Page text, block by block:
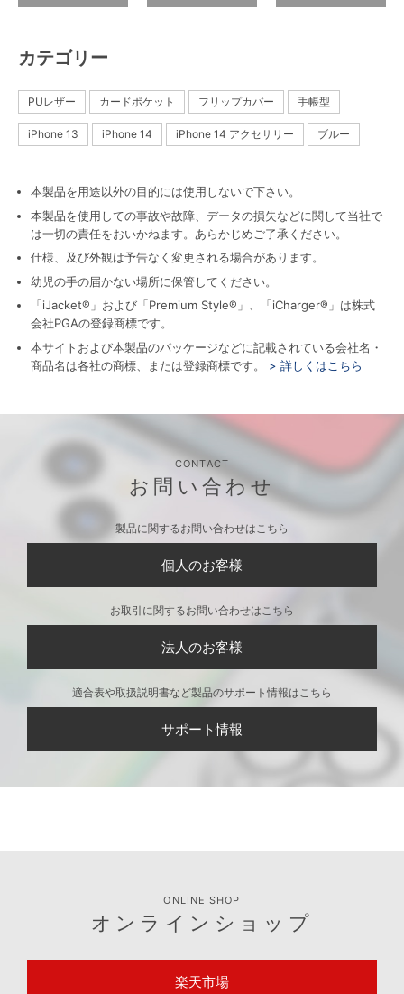
カテゴリー
PUレザー カードポケット フリップカバー 手帳型
iPhone 13 iPhone 14 iPhone 14 アクセサリー ブルー
本製品を用途以外の目的には使用しないで下さい。
本製品を使用しての事故や故障、データの損失などに関して当社で
は一切の責任をおいかねます。あらかじめご了承ください。
仕様、及び外観は予告なく変更される場合があります。
幼児の手の届かない場所に保管してください。
「iJacket®」および「Premium Style®」、「iCharger®」は株式
会社PGAの登録商標です。
本サイトおよび本製品のパッケージなどに記載されている会社名・
商品名は各社の商標、または登録商標です。
> 詳しくはこちら
CONTACT
お問い合わせ
製品に関するお問い合わせはこちら
個人のお客様
お取引に関するお問い合わせはこちら
法人のお客様
適合表や取扱説明書など製品のサポート情報はこちら
サポート情報
ONLINE SHOP
オンラインショップ
楽天市場